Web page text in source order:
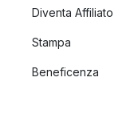
Diventa Affiliato
Stampa
Beneficenza